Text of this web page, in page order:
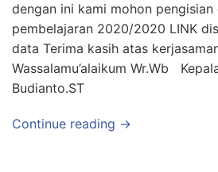
dengan ini kami mohon
pembelajaran 2020/2020 LINK
data Terima kasih atas
Wassalamu’alaikum Wr.Wb
Budianto.ST
Continue reading →